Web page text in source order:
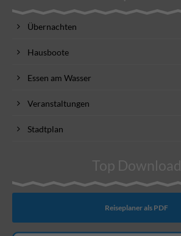
Übernachten
Hausboote
Essen am Wasser
Veranstaltungen
Stadtplan
Top Download
Reiseplaner als PDF